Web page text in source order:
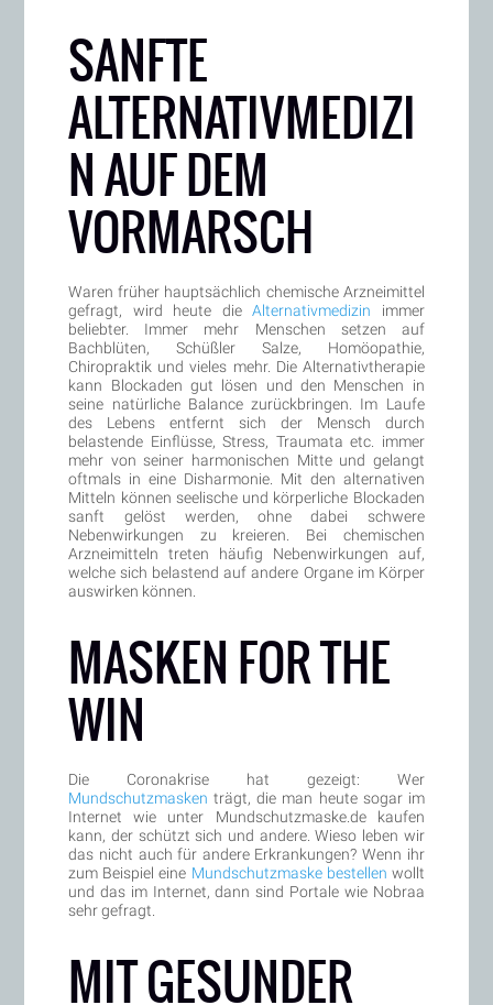
SANFTE
ALTERNATIVMEDIZI
N AUF DEM
VORMARSCH
Waren früher hauptsächlich chemische Arzneimittel
gefragt, wird heute dieAlternativmedizin immer
beliebter. Immer mehr Menschen setzen auf
Bachblüten, Schüßler Salze, Homöopathie,
Chiropraktik und vieles mehr. Die Alternativtherapie
kann Blockaden gut lösen und den Menschen in
seine natürliche Balance zurückbringen. Im Laufe
des Lebens entfernt sich der Mensch durch
belastende Einflüsse, Stress, Traumata etc. immer
mehr von seiner harmonischen Mitte und gelangt
oftmals in eine Disharmonie. Mit den alternativen
Mitteln können seelische und körperliche Blockaden
sanft gelöst werden, ohne dabei schwere
Nebenwirkungen zu kreieren. Bei chemischen
Arzneimitteln treten häufig Nebenwirkungen auf,
welche sich belastend auf andere Organe im Körper
auswirken können.
MASKEN FOR THE
WIN
Die Coronakrise hat gezeigt: Wer
Mundschutzmasken trägt, die man heute sogar im
Internet wie unter Mundschutzmaske.de kaufen
kann, der schützt sich und andere. Wieso leben wir
das nicht auch für andere Erkrankungen? Wenn ihr
zum Beispiel eine Mundschutzmaske bestellen wollt
und das im Internet, dann sind Portale wie Nobraa
sehr gefragt.
MIT GESUNDER